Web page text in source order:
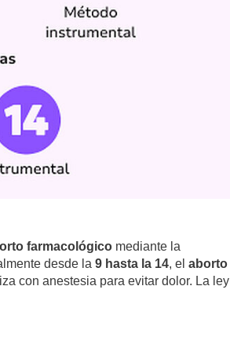
farmacológico mediante la
desde la 9 hasta la 14, el aborto
con anestesia para evitar dolor. La ley